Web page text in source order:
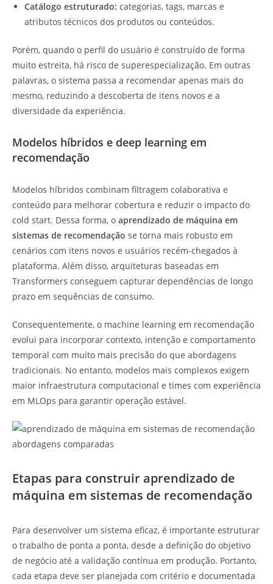
Catálogo estruturado: categorias, tags, marcas e
atributos técnicos dos produtos ou conteúdos.
Porém, quando o perfil do usuário é construído de forma
muito estreita, há risco de superespecialização. Em outras
palavras, o sistema passa a recomendar apenas mais do
mesmo, reduzindo a descoberta de itens novos e a
diversidade da experiência.
Modelos híbridos e deep learning em
recomendação
Modelos híbridos combinam filtragem colaborativa e
conteúdo para melhorar cobertura e reduzir o impacto do
cold start. Dessa forma, o aprendizado de máquina em
sistemas de recomendação se torna mais robusto em
cenários com itens novos e usuários recém-chegados à
plataforma. Além disso, arquiteturas baseadas em
Transformers conseguem capturar dependências de longo
prazo em sequências de consumo.
Consequentemente, o machine learning em recomendação
evolui para incorporar contexto, intenção e comportamento
temporal com muito mais precisão do que abordagens
tradicionais. No entanto, modelos mais complexos exigem
maior infraestrutura computacional e times com experiência
em MLOps para garantir operação estável.
Etapas para construir aprendizado de
máquina em sistemas de recomendação
Para desenvolver um sistema eficaz, é importante estruturar
o trabalho de ponta a ponta, desde a definição do objetivo
de negócio até a validação contínua em produção. Portanto,
cada etapa deve ser planejada com critério e documentada